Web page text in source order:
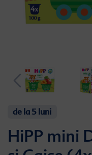
de la 5 luni
HiPP mini